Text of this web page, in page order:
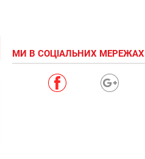
МИ В СОЦІАЛЬНИХ МЕРЕЖАХ